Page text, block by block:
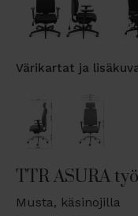
Värikartat ja
TTR ASURA
Musta, käsinojilla